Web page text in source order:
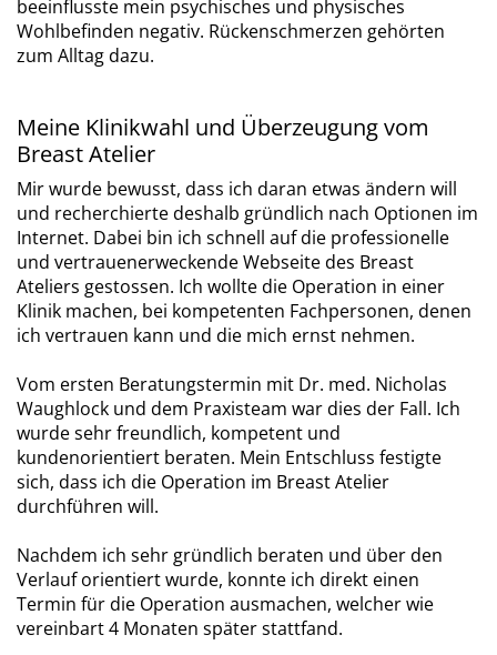
beeinflusste mein psychisches und physisches
Wohlbefinden negativ. Rückenschmerzen gehörten
zum Alltag dazu.
Meine Klinikwahl und Überzeugung vom
Breast Atelier
Mir wurde bewusst, dass ich daran etwas ändern will
und recherchierte deshalb gründlich nach Optionen im
Internet. Dabei bin ich schnell auf die professionelle
und vertrauenerweckende Webseite des Breast
Ateliers gestossen. Ich wollte die Operation in einer
Klinik machen, bei kompetenten Fachpersonen, denen
ich vertrauen kann und die mich ernst nehmen.
Vom ersten Beratungstermin mit Dr. med. Nicholas
Waughlock und dem Praxisteam war dies der Fall. Ich
wurde sehr freundlich, kompetent und
kundenorientiert beraten. Mein Entschluss festigte
sich, dass ich die Operation im Breast Atelier
durchführen will.
Nachdem ich sehr gründlich beraten und über den
Verlauf orientiert wurde, konnte ich direkt einen
Termin für die Operation ausmachen, welcher wie
vereinbart 4 Monaten später stattfand.